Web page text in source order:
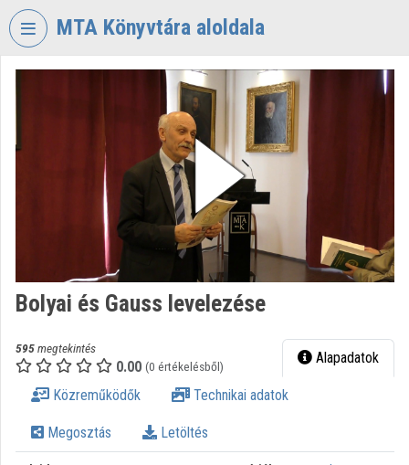
Fejléc kihagyása
MTA Könyvtára aloldala
TUDOMÁNYOS
Intézményi kezdőlap
Bejelentkezés
Intézményi felfedezés
Kategóriák
Intézményi listák
Intézmények
Bolyai és Gauss levelezése
595megtekintés
0.00 (0 értékelésből) Alapadatok
Közreműködők Technikai adatok
Megosztás Letöltés